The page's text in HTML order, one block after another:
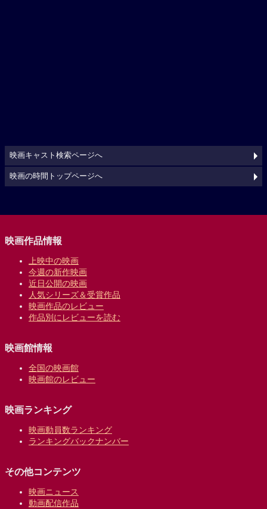
映画キャスト検索ページへ
映画の時間トップページへ
映画作品情報
上映中の映画
今週の新作映画
近日公開の映画
人気シリーズ＆受賞作品
映画作品のレビュー
作品別にレビューを読む
映画館情報
全国の映画館
映画館のレビュー
映画ランキング
映画動員数ランキング
ランキングバックナンバー
その他コンテンツ
映画ニュース
動画配信作品